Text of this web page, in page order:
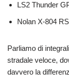
LS2 Thunder
Nolan X-804
Parliamo di
stradale veloce,
davvero la